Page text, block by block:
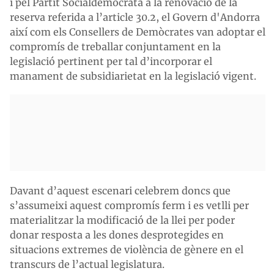
i pel Partit Socialdemòcrata a la renovació de la
reserva referida a l’article 30.2, el Govern d'Andorra
així com els Consellers de Demòcrates van adoptar el
compromís de treballar conjuntament en la
legislació pertinent per tal d’incorporar el
manament de subsidiarietat en la legislació vigent.
Davant d’aquest escenari celebrem doncs que
s’assumeixi aquest compromís ferm i es vetlli per
materialitzar la modificació de la llei per poder
donar resposta a les dones desprotegides en
situacions extremes de violència de gènere en el
transcurs de l’actual legislatura.